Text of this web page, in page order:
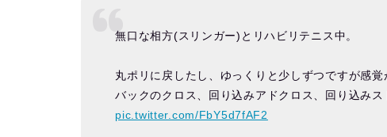
無口な相方(スリンガー)とリハビリテニス中。
丸ポリに戻したし、ゆっくりと少しずつですが感覚
バックのクロス、回り込みアドクロス、回り込みス
pic.twitter.com/FbY5d7fAF2